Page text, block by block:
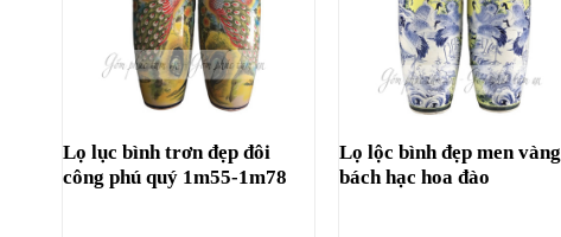
Lọ lục bình trơn đẹp đôi
công phú quý 1m55-1m78
Lọ lộc bình đẹp men vàng
bách hạc hoa đào